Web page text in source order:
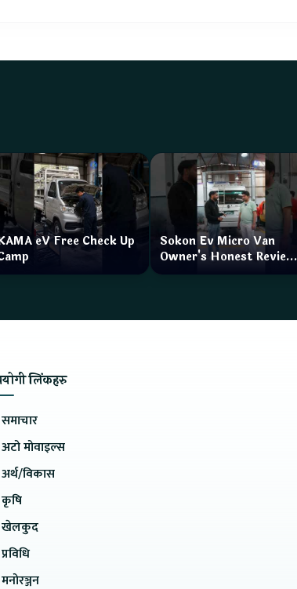
eV Free Check Up
Sokon Ev Micro Van
Owner's Honest Review
How is the service?
लिंकहरु
समाचार
अटो मोवाइल्स
अर्थ/विकास
कृषि
खेलकुद
प्रविधि
मनोरञ्जन